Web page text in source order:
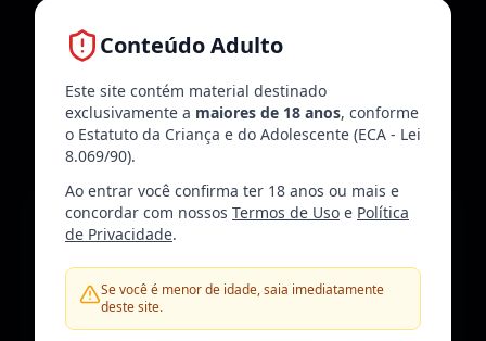
Conteúdo Adulto
Este site contém material destinado
exclusivamente a maiores de 18 anos, conforme
o Estatuto da Criança e do Adolescente (ECA - Lei
8.069/90).
Ao entrar você confirma ter 18 anos ou mais e
concordar com nossos Termos de Uso e Política
de Privacidade.
Se você é menor de idade, saia imediatamente
deste site.
Acesso restrito a admins